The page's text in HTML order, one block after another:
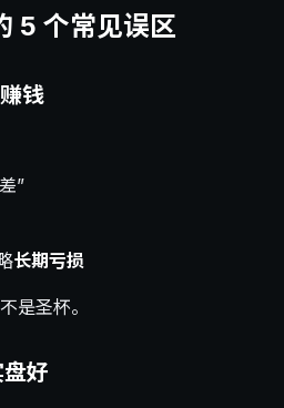
5 个常见误区
钱
”
长期亏损
是圣杯。
好